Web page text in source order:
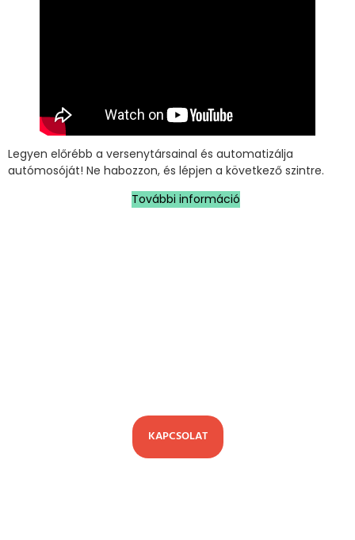
Legyen előrébb a versenytársainal és automatizálja
autómosóját! Ne habozzon, és lépjen a következő szintre.
További információ
KAPCSOLAT